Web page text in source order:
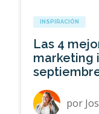
INSPIRACIÓN
Las 4
marketing
por